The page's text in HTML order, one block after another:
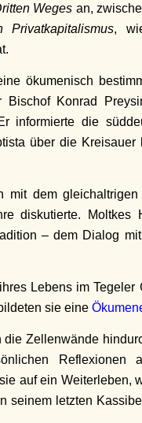
Weges an,
Privatkapitalismus,
ökumenisch
Bischof Konrad
informierte die
über die
mit dem
diskutierte. Moltkes
– dem Dialog
Lebens im
sie eine
Zellenwände
Reflexionen
auf ein Weiterleben,
seinem letzten